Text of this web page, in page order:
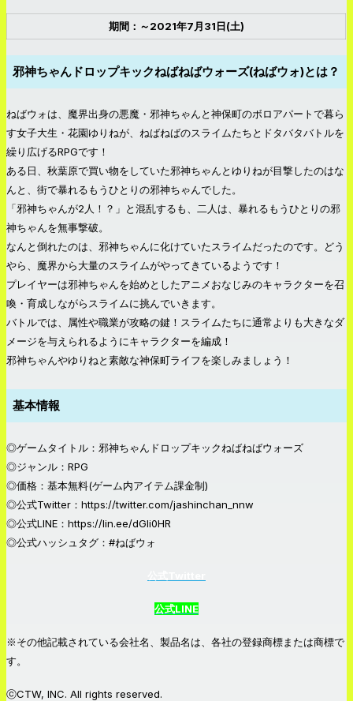
期間：～2021年7月31日(土)
邪神ちゃんドロップキックねばねばウォーズ(ねばウォ)とは？
ねばウォは、魔界出身の悪魔・邪神ちゃんと神保町のボロアパートで暮ら
す女子大生・花園ゆりねが、ねばねばのスライムたちとドタバタバトルを
繰り広げるRPGです！
ある日、秋葉原で買い物をしていた邪神ちゃんとゆりねが目撃したのはな
んと、街で暴れるもうひとりの邪神ちゃんでした。
「邪神ちゃんが2人！？」と混乱するも、二人は、暴れるもうひとりの邪
神ちゃんを無事撃破。
なんと倒れたのは、邪神ちゃんに化けていたスライムだったのです。どう
やら、魔界から大量のスライムがやってきているようです！
プレイヤーは邪神ちゃんを始めとしたアニメおなじみのキャラクターを召
喚・育成しながらスライムに挑んでいきます。
バトルでは、属性や職業が攻略の鍵！スライムたちに通常よりも大きなダ
メージを与えられるようにキャラクターを編成！
邪神ちゃんやゆりねと素敵な神保町ライフを楽しみましょう！
基本情報
◎ゲームタイトル：邪神ちゃんドロップキックねばねばウォーズ
◎ジャンル：RPG
◎価格：基本無料(ゲーム内アイテム課金制)
◎公式Twitter：https://twitter.com/jashinchan_nnw
◎公式LINE：https://lin.ee/dGIi0HR
◎公式ハッシュタグ：#ねばウォ
公式LINE
※その他記載されている会社名、製品名は、各社の登録商標または商標で
す。
ⓒCTW, INC. All rights reserved.